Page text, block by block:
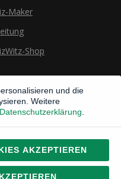
Maker
Shop
2026
Interactive bv
und die
Weitere
Datenschutzerklärung.
AKZEPTIEREN